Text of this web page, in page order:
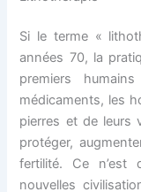
Si le terme «
années 70, la
premiers
médicaments, les
pierres et de leurs
protéger,
fertilité. Ce n’est
nouvelles